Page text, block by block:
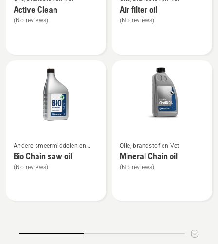
details
over
Active Clean
(No reviews)
details
over
Air filter oil
(No reviews)
meer
details
over
Andere smeermiddelen en
oliën
Bio Chain saw oil
(No reviews)
meer
details
over
Olie, brandstof en Vet
Mineral Chain oil
(No reviews)